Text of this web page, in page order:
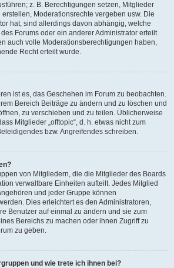
z. B. Berechtigungen setzen, Mitglieder
Moderationsrechte vergeben usw. Die
hat, sind allerdings davon abhängig, welche
Forums oder ein anderer Administrator erteilt
auch volle Moderationsberechtigungen haben,
Recht erteilt wurde.
ist es, das Geschehen im Forum zu beobachten.
Bereich Beiträge zu ändern und zu löschen und
zu verschieben und zu teilen. Üblicherweise
Mitglieder „offtopic“, d. h. etwas nicht zum
bzw. Angreifendes schreiben.
von Mitgliedern, die die Mitglieder des Boards
verwaltbare Einheiten aufteilt. Jedes Mitglied
und jeder Gruppe können
Dies erleichtert es den Administratoren,
Benutzer auf einmal zu ändern und sie zum
Bereichs zu machen oder ihnen Zugriff zu
zu geben.
und wie trete ich ihnen bei?